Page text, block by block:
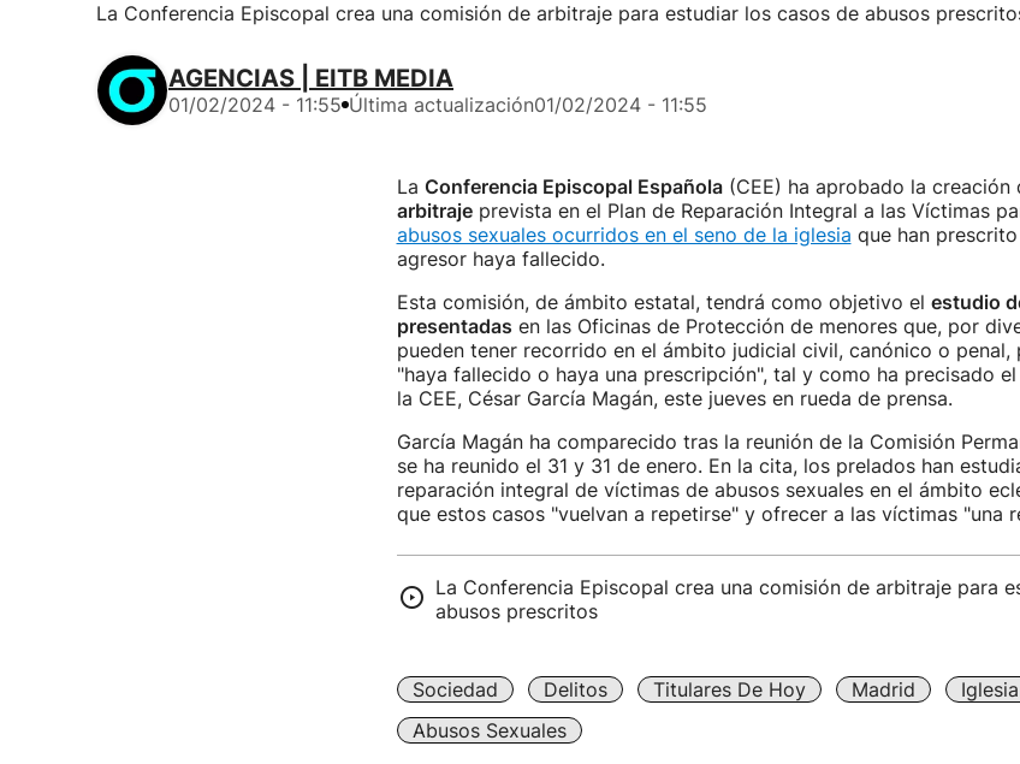
La Conferencia Episcopal crea una comisión de arbitraje para estudiar los casos de abusos
AGENCIAS | EITB MEDIA
01/02/2024 - 11:55 Última actualización01/02/2024 - 11:55
La Conferencia Episcopal Española(CEE) ha aprobado la creación
arbitrajeprevista en el Plan de Reparación Integral a las Víctimas
abusos sexuales ocurridos en el seno de la iglesia que han
agresor haya fallecido.
Esta comisión, de ámbito estatal, tendrá como objetivo el estudio
presentadas en las Oficinas de Protección de menores que, por
pueden tener recorrido en el ámbito judicial civil, canónico o penal,
"haya fallecido o haya una prescripción", tal y como ha precisado
la CEE, César García Magán, este jueves en rueda de prensa.
García Magán ha comparecido tras la reunión de la Comisión
se ha reunido el 31 y 31 de enero. En la cita, los prelados han
reparación integral de víctimas de abusos sexuales en el ámbito
que estos casos "vuelvan a repetirse" y ofrecer a las víctimas "una
La Conferencia Episcopal crea una comisión de arbitraje para
abusos prescritos
Sociedad Delitos Titulares De Hoy Madrid
Abusos Sexuales